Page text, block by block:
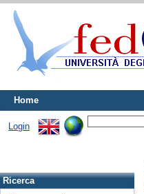
Home
Login
Ricerca